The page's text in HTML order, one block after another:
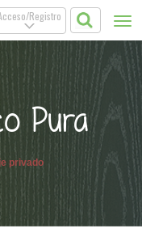
Registro
.
Pura
privado